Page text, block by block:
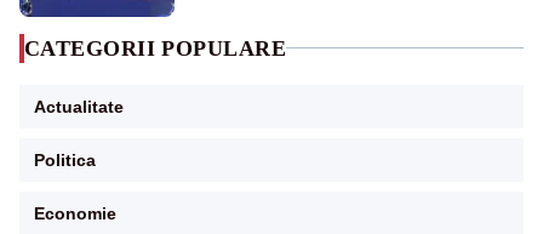
CATEGORII POPULARE
Actualitate
Politica
Economie